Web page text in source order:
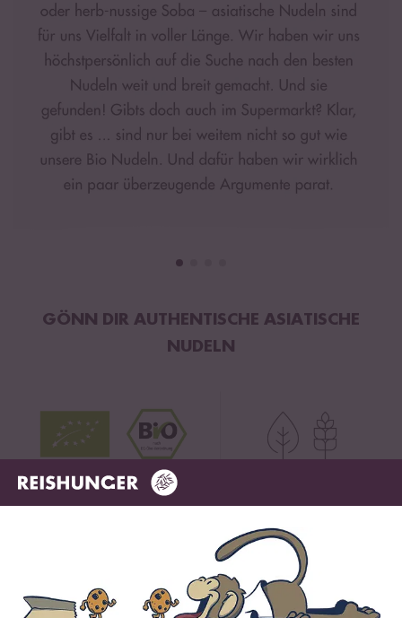
GÖNN DIR AUTHENTISCHE ASIATISCHE
NUDELN
Das kannst du damit kochen!